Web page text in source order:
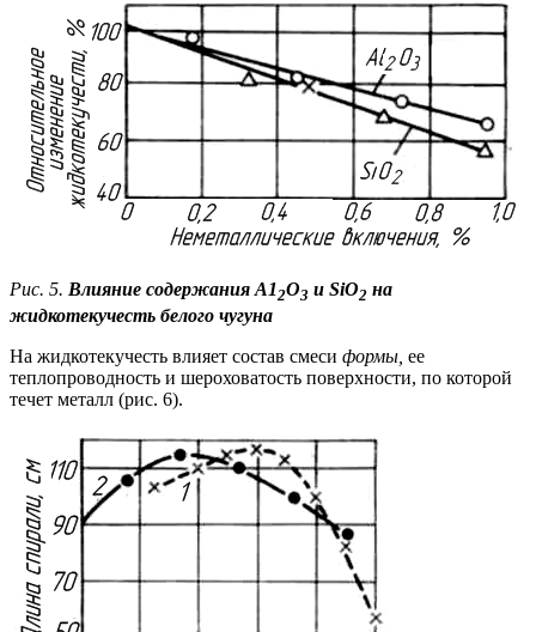
Рис. 5. Влияние содержания А12О3 и SiО2 на
жидкотекучесть белого чугуна
На жидкотекучесть влияет состав смеси формы, ее
теплопроводность и шероховатость поверхности, по которой
течет металл (рис. 6).